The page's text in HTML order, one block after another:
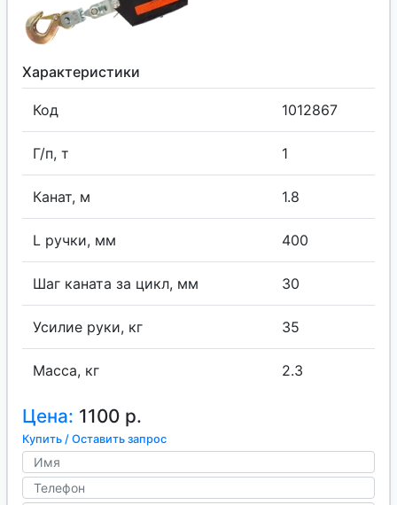
Характеристики
Код 1012867
Г/п, т 1
Канат, м 1.8
L ручки, мм 400
Шаг каната за цикл, мм 30
Усилие руки, кг 35
Масса, кг 2.3
Цена: 1100 р.
Купить / Оставить запрос